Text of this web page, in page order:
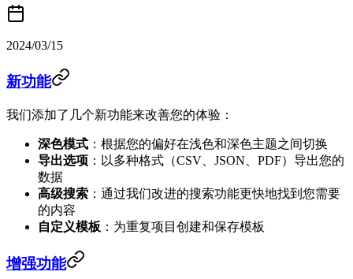
2024/03/15
新功能
我们添加了几个新功能来改善您的体验：
深色模式 ：根据您的偏好在浅色和深色主题之间切换
导出选项 ：以多种格式（CSV、JSON、PDF）导出您的
数据
高级搜索 ：通过我们改进的搜索功能更快地找到您需要
的内容
自定义模板 ：为重复项目创建和保存模板
增强功能